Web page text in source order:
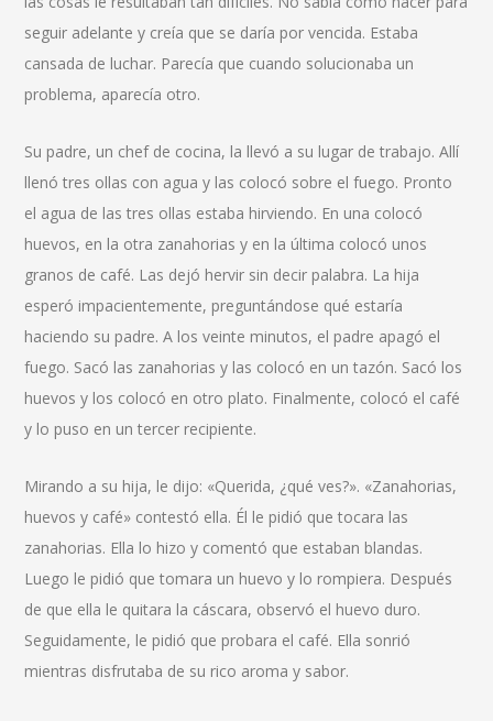
seguir adelante y creía que se daría por vencida. Estaba
cansada de luchar. Parecía que cuando solucionaba un
problema, aparecía otro.
Su padre, un chef de cocina, la llevó a su lugar de trabajo. Allí
llenó tres ollas con agua y las colocó sobre el fuego. Pronto
el agua de las tres ollas estaba hirviendo. En una colocó
huevos, en la otra zanahorias y en la última colocó unos
granos de café. Las dejó hervir sin decir palabra. La hija
esperó impacientemente, preguntándose qué estaría
haciendo su padre. A los veinte minutos, el padre apagó el
fuego. Sacó las zanahorias y las colocó en un tazón. Sacó los
huevos y los colocó en otro plato. Finalmente, colocó el café
y lo puso en un tercer recipiente.
Mirando a su hija, le dijo: «Querida, ¿qué ves?». «Zanahorias,
huevos y café» contestó ella. Él le pidió que tocara las
zanahorias. Ella lo hizo y comentó que estaban blandas.
Luego le pidió que tomara un huevo y lo rompiera. Después
de que ella le quitara la cáscara, observó el huevo duro.
Seguidamente, le pidió que probara el café. Ella sonrió
mientras disfrutaba de su rico aroma y sabor.